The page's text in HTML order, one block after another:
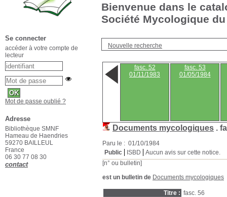
Bienvenue dans le
Société Mycologique
Nouvelle recherche
fasc. 52
01/11/1983
fasc. 53
01/05/1984
Documents mycologiques .
Paru le : 01/10/1984
Public
ISBD
Aucun avis sur cette notice.
[n° ou bulletin]
est un bulletin de Documents mycologiques
Titre : fasc. 56
Se connecter
accéder à votre compte de
lecteur
Mot de passe oublié ?
Adresse
Bibliothèque SMNF
Hameau de Haendries
59270 BAILLEUL
France
06 30 77 08 30
contact